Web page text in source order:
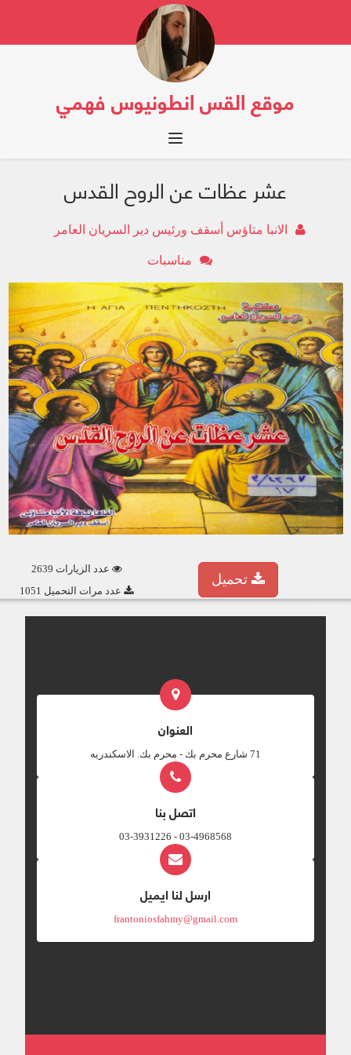
موقع القس انطونيوس فهمي
Toggle navigation
عشر عظات عن الروح القدس
الانبا متاؤس أسقف ورئيس دير السريان العامر
مناسبات
عدد الزيارات 2639
عدد مرات التحميل 1051
تحميل
العنوان
‎71 شارع محرم بك - محرم بك. الاسكندريه
اتصل بنا
03-4968568 - 03-3931226
ارسل لنا ايميل
frantoniosfahmy@gmail.com